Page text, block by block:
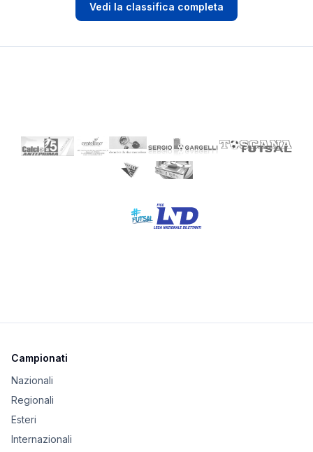
Vedi la classifica completa
Campionati
Nazionali
Regionali
Esteri
Internazionali